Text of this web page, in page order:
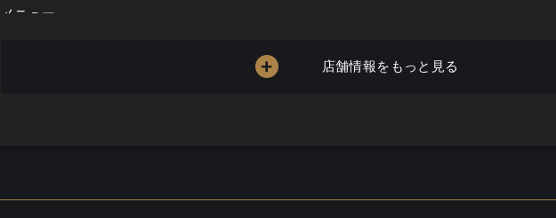
メニュー
店舗情報をもっと見る